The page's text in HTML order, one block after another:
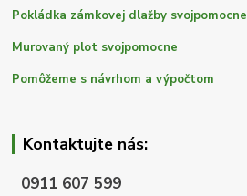
Pokládka zámkovej dlažby svojpomocne
Murovaný plot svojpomocne
Pomôžeme s návrhom a výpočtom
Kontaktujte nás:
0911 607 599